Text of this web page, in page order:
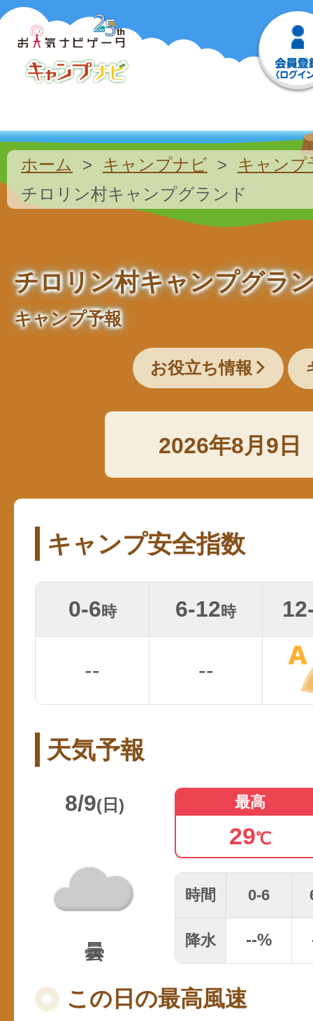
ホーム キャンプナビ
キャンプ
チロリン村キャンプグランド
チロリン村キャンプグラ
キャンプ予報
お役立ち情報
2026年8月9日
キャンプ安全指数
0-6時 6-12時
-- --
天気予報
8/9(日)
曇
最高
29℃
時間 0-6
降水 --%
この日の最高風速